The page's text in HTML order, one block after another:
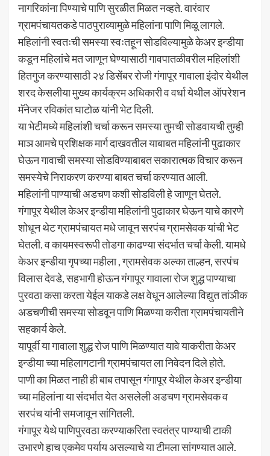
नागरिकांना पिण्याचे पाणि सुरळीत मिळत नव्हते. वारंवार
ग्रामपंचायतकडे पाठपुराव्यामुळे महिलांना पाणि मिळू लागले.
महिलांनी स्वतःची समस्या स्वःतहून सोडविल्यामुळे केअर इन्डीया
कडून महिलांचे मत जाणून घेण्यासाठी गावपातळीवरील महिलांशी
हितगुज करण्यासाठी २४ डिसेंबर रोजी गंगापूर गावाला इंदोर येथील
शरद केसलीया मुख्य कार्यक्रम अधिकारी व वर्धा येथील ऑपरेशन
मॅनेजर रविकांत घाटोळ यांनी भेट दिली.
या भेटीमध्ये महिलांशी चर्चा करून समस्या तुमची सोडवायची तुम्ही
माञ आमचे प्रशिक्षक मार्ग दाखवतील याबाबत महिलांनी पुढाकार
घेऊन गावाची समस्या सोडविण्याबाबत सकारात्मक विचार करून
समस्येचे निराकरण करण्या बाबत चर्चा करण्यात आली.
महिलांनी पाण्याची अडचण कशी सोडविली हे जाणून घेतले.
गंगापूर येथील केअर इन्डीया महिलांनी पुढाकार घेऊन याचे कारणे
शोधून थेट ग्रामपंचायत मधे जावून सरपंच ग्रामसेवक यांची भेट
घेतली. व कायमस्वरूपी तोडगा काढण्या संदर्भात चर्चा केली. यामधे
केअर इन्डीया गृपच्या महीला , ग्रामसेवक अल्का ताल्हन, सरपंच
विलास देवडे, सहभागी होऊन गंगापूर गावाला रोज शुद्ध पाण्याचा
पुरवठा कसा करता येईल याकडे लक्ष वेधून आलेल्या विद्युत तांञीक
अडचणीची समस्या सोडवून पाणि मिळण्या करीता ग्रामपंचायतीने
सहकार्य केले.
यापूर्वी या गावाला शुद्ध रोज पाणि मिळण्यात यावे याकरीता केअर
इन्डीया च्या महिलागटानी ग्रामपंचायत ला निवेदन दिले होते.
पाणी का मिळत नाही ही बाब तपासून गंगापूर येथील केअर इन्डीया
च्या महिलांना या संदर्भात येत असलेली अडचण ग्रामसेवक व
सरपंच यांनी समजावून सांगितली.
गंगापूर येथे पाणिपुरवठा करण्याकरिता स्वतंत्र पाण्याची टाकी
उभारणे हाच एकमेव पर्याय असल्याचे या टीमला सांगण्यात आले.